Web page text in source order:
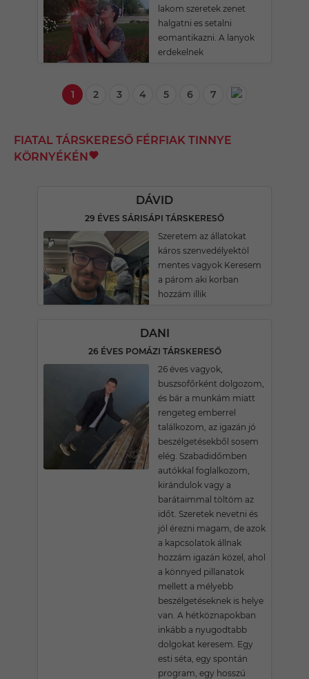
lakom szeretek zenet
halgatni es setalni
eomantikazni. A lanyok
erdekelnek
1 2 3 4 5 6 7
FIATAL TÁRSKERESŐ FÉRFIAK TINNYE
KÖRNYÉKÉN
DÁVID
29 ÉVES SÁRISÁPI TÁRSKERESŐ
Szeretem az állatokat
káros szenvedélyektöl
mentes vagyok Keresem
a párom aki korban
hozzám illik
DANI
26 ÉVES POMÁZI TÁRSKERESŐ
26 éves vagyok,
buszsofőrként dolgozom,
és bár a munkám miatt
rengeteg emberrel
találkozom, az igazán jó
beszélgetésekből sosem
elég. Szabadidőmben
autókkal foglalkozom,
kirándulok vagy a
barátaimmal töltöm az
időt. Szeretek nevetni és
jól érezni magam, de azok
a kapcsolatok állnak
hozzám igazán közel, ahol
a könnyed pillanatok
mellett a mélyebb
beszélgetéseknek is helye
van. A hétköznapokban
inkább a nyugodtabb
dolgokat keresem. Egy
esti séta, egy spontán
program, egy hosszú